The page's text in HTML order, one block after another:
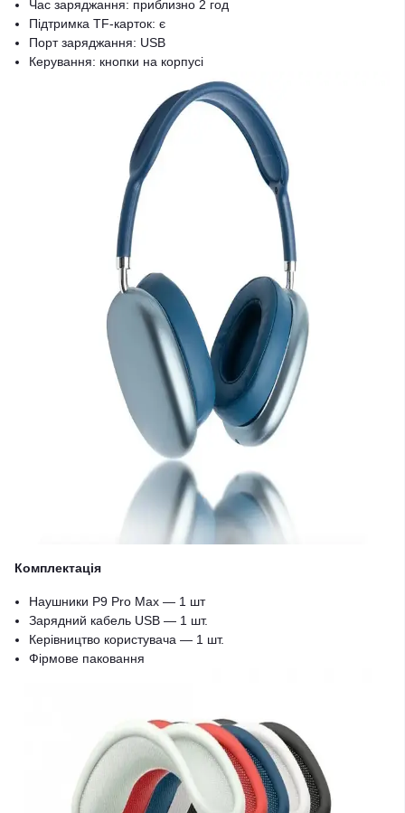
Час заряджання: приблизно 2 год
Підтримка TF-карток: є
Порт заряджання: USB
Керування: кнопки на корпусі
Комплектація
Наушники P9 Pro Max — 1 шт
Зарядний кабель USB — 1 шт.
Керівництво користувача — 1 шт.
Фірмове паковання